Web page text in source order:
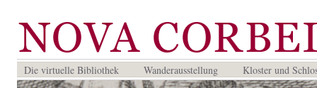
Die virtuelle Bibliothek Wanderausstellung Kloster und